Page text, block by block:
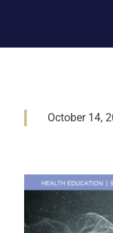
October 14,